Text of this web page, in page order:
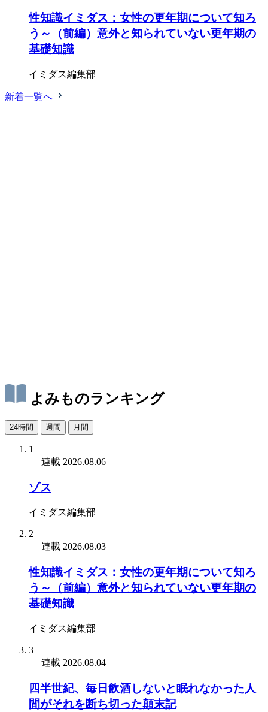
性知識イミダス：女性の更年期について知ろ
う～（前編）意外と知られていない更年期の
基礎知識
イミダス編集部
新着一覧へ
よみものランキング
24時間 週間 月間
1
連載 2026.08.06
ゾス
イミダス編集部
2
連載 2026.08.03
性知識イミダス：女性の更年期について知ろ
う～（前編）意外と知られていない更年期の
基礎知識
イミダス編集部
3
連載 2026.08.04
四半世紀、毎日飲酒しないと眠れなかった人
間がそれを断ち切った顛末記